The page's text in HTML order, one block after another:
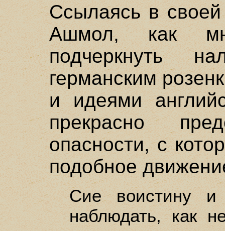
Ссылаясь в
Ашмол, как
подчеркнуть
германским
и идеями
прекрасно
опасности, с
подобное
Сие воистину и
наблюдать, как